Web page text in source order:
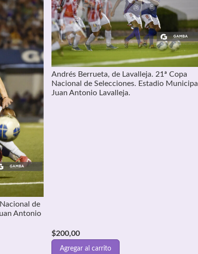
de
Antonio
Andrés Berrueta, de Lavalleja. 21ª Copa
Nacional de Selecciones. Estadio Municipal
Juan Antonio Lavalleja.
$200,00
Agregar al carrito